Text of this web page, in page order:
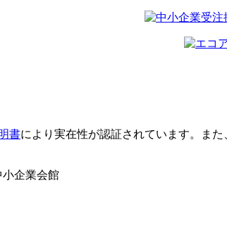
書により実在性が認証されています。ま
小企業会館